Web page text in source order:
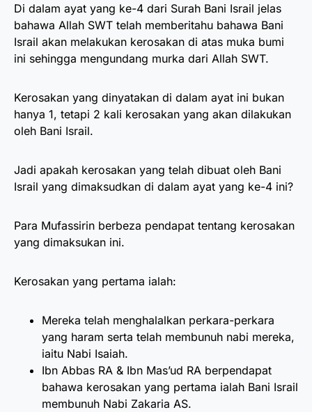
Di dalam ayat yang ke-4 dari Surah Bani Israil jelas
bahawa Allah SWT telah memberitahu bahawa Bani
Israil akan melakukan kerosakan di atas muka bumi
ini sehingga mengundang murka dari Allah SWT.
Kerosakan yang dinyatakan di dalam ayat ini bukan
hanya 1, tetapi 2 kali kerosakan yang akan dilakukan
oleh Bani Israil.
Jadi apakah kerosakan yang telah dibuat oleh Bani
Israil yang dimaksudkan di dalam ayat yang ke-4 ini?
Para Mufassirin berbeza pendapat tentang kerosakan
yang dimaksukan ini.
Kerosakan yang pertama ialah:
Mereka telah menghalalkan perkara-perkara
yang haram serta telah membunuh nabi mereka,
iaitu Nabi Isaiah.
Ibn Abbas RA & Ibn Mas’ud RA berpendapat
bahawa kerosakan yang pertama ialah Bani Israil
membunuh Nabi Zakaria AS.